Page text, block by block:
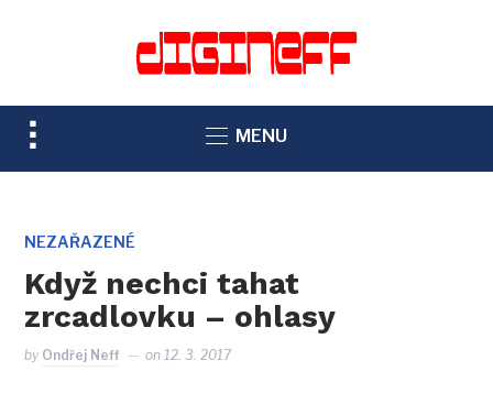
TOGGLE
SIDEBAR
NAVIGATION
MENU
NEZAŘAZENÉ
Když nechci tahat
zrcadlovku – ohlasy
by Ondřej Neff on12. 3. 2017